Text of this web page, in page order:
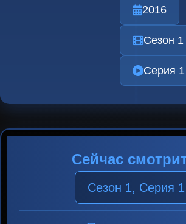
2016
Сезон 1
Серия 1
Сейчас
Сезон 1, Серия 1